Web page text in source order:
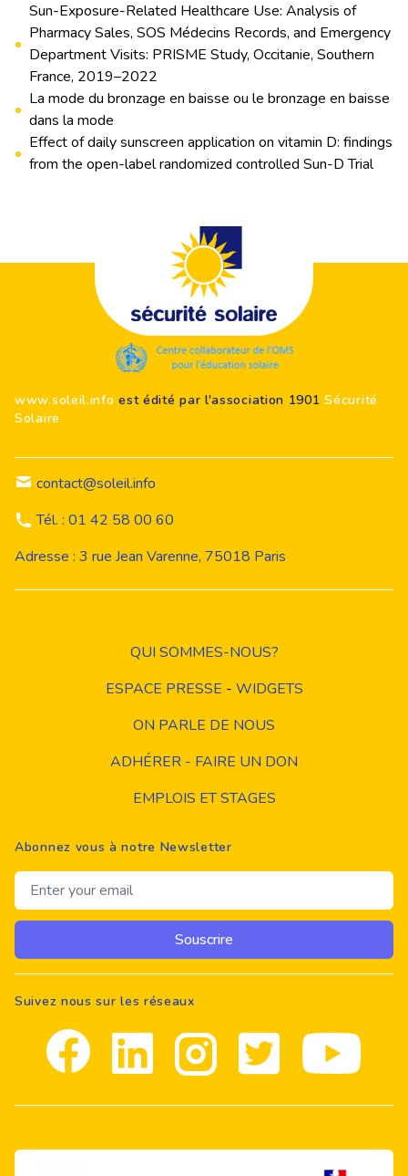
•
Sun-Exposure-Related Healthcare Use: Analysis of
Pharmacy Sales, SOS Médecins Records, and Emergency
Department Visits: PRISME Study, Occitanie, Southern
France, 2019–2022
•
La mode du bronzage en baisse ou le bronzage en baisse
dans la mode
•
Effect of daily sunscreen application on vitamin D: findings
from the open-label randomized controlled Sun-D Trial
www.soleil.info est édité par l'association 1901Sécurité
Solaire
contact@soleil.info
Tél. : 01 42 58 00 60
Adresse : 3 rue Jean Varenne, 75018 Paris
QUI SOMMES-NOUS?
ESPACE PRESSE - WIDGETS
ON PARLE DE NOUS
ADHÉRER - FAIRE UN DON
EMPLOIS ET STAGES
Abonnez vous à notre Newsletter
Email address
Souscrire
Suivez nous sur les réseaux
Facebook Linkedin Instagram Twitter youtube